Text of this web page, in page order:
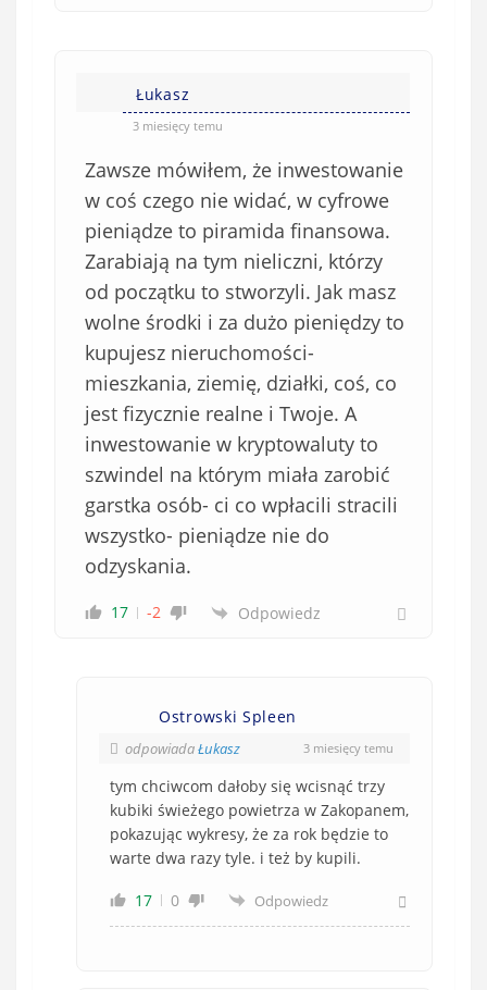
Łukasz
3 miesięcy temu
Zawsze mówiłem, że inwestowanie
w coś czego nie widać, w cyfrowe
pieniądze to piramida finansowa.
Zarabiają na tym nieliczni, którzy
od początku to stworzyli. Jak masz
wolne środki i za dużo pieniędzy to
kupujesz nieruchomości-
mieszkania, ziemię, działki, coś, co
jest fizycznie realne i Twoje. A
inwestowanie w kryptowaluty to
szwindel na którym miała zarobić
garstka osób- ci co wpłacili stracili
wszystko- pieniądze nie do
odzyskania.
17 -2 Odpowiedz
Ostrowski Spleen
odpowiadaŁukasz 3 miesięcy temu
tym chciwcom dałoby się wcisnąć trzy
kubiki świeżego powietrza w Zakopanem,
pokazując wykresy, że za rok będzie to
warte dwa razy tyle. i też by kupili.
17 0 Odpowiedz